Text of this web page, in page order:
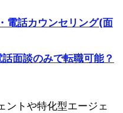
電話カウンセリング(面
面談のみで転職可能？
ントや特化型エージェ